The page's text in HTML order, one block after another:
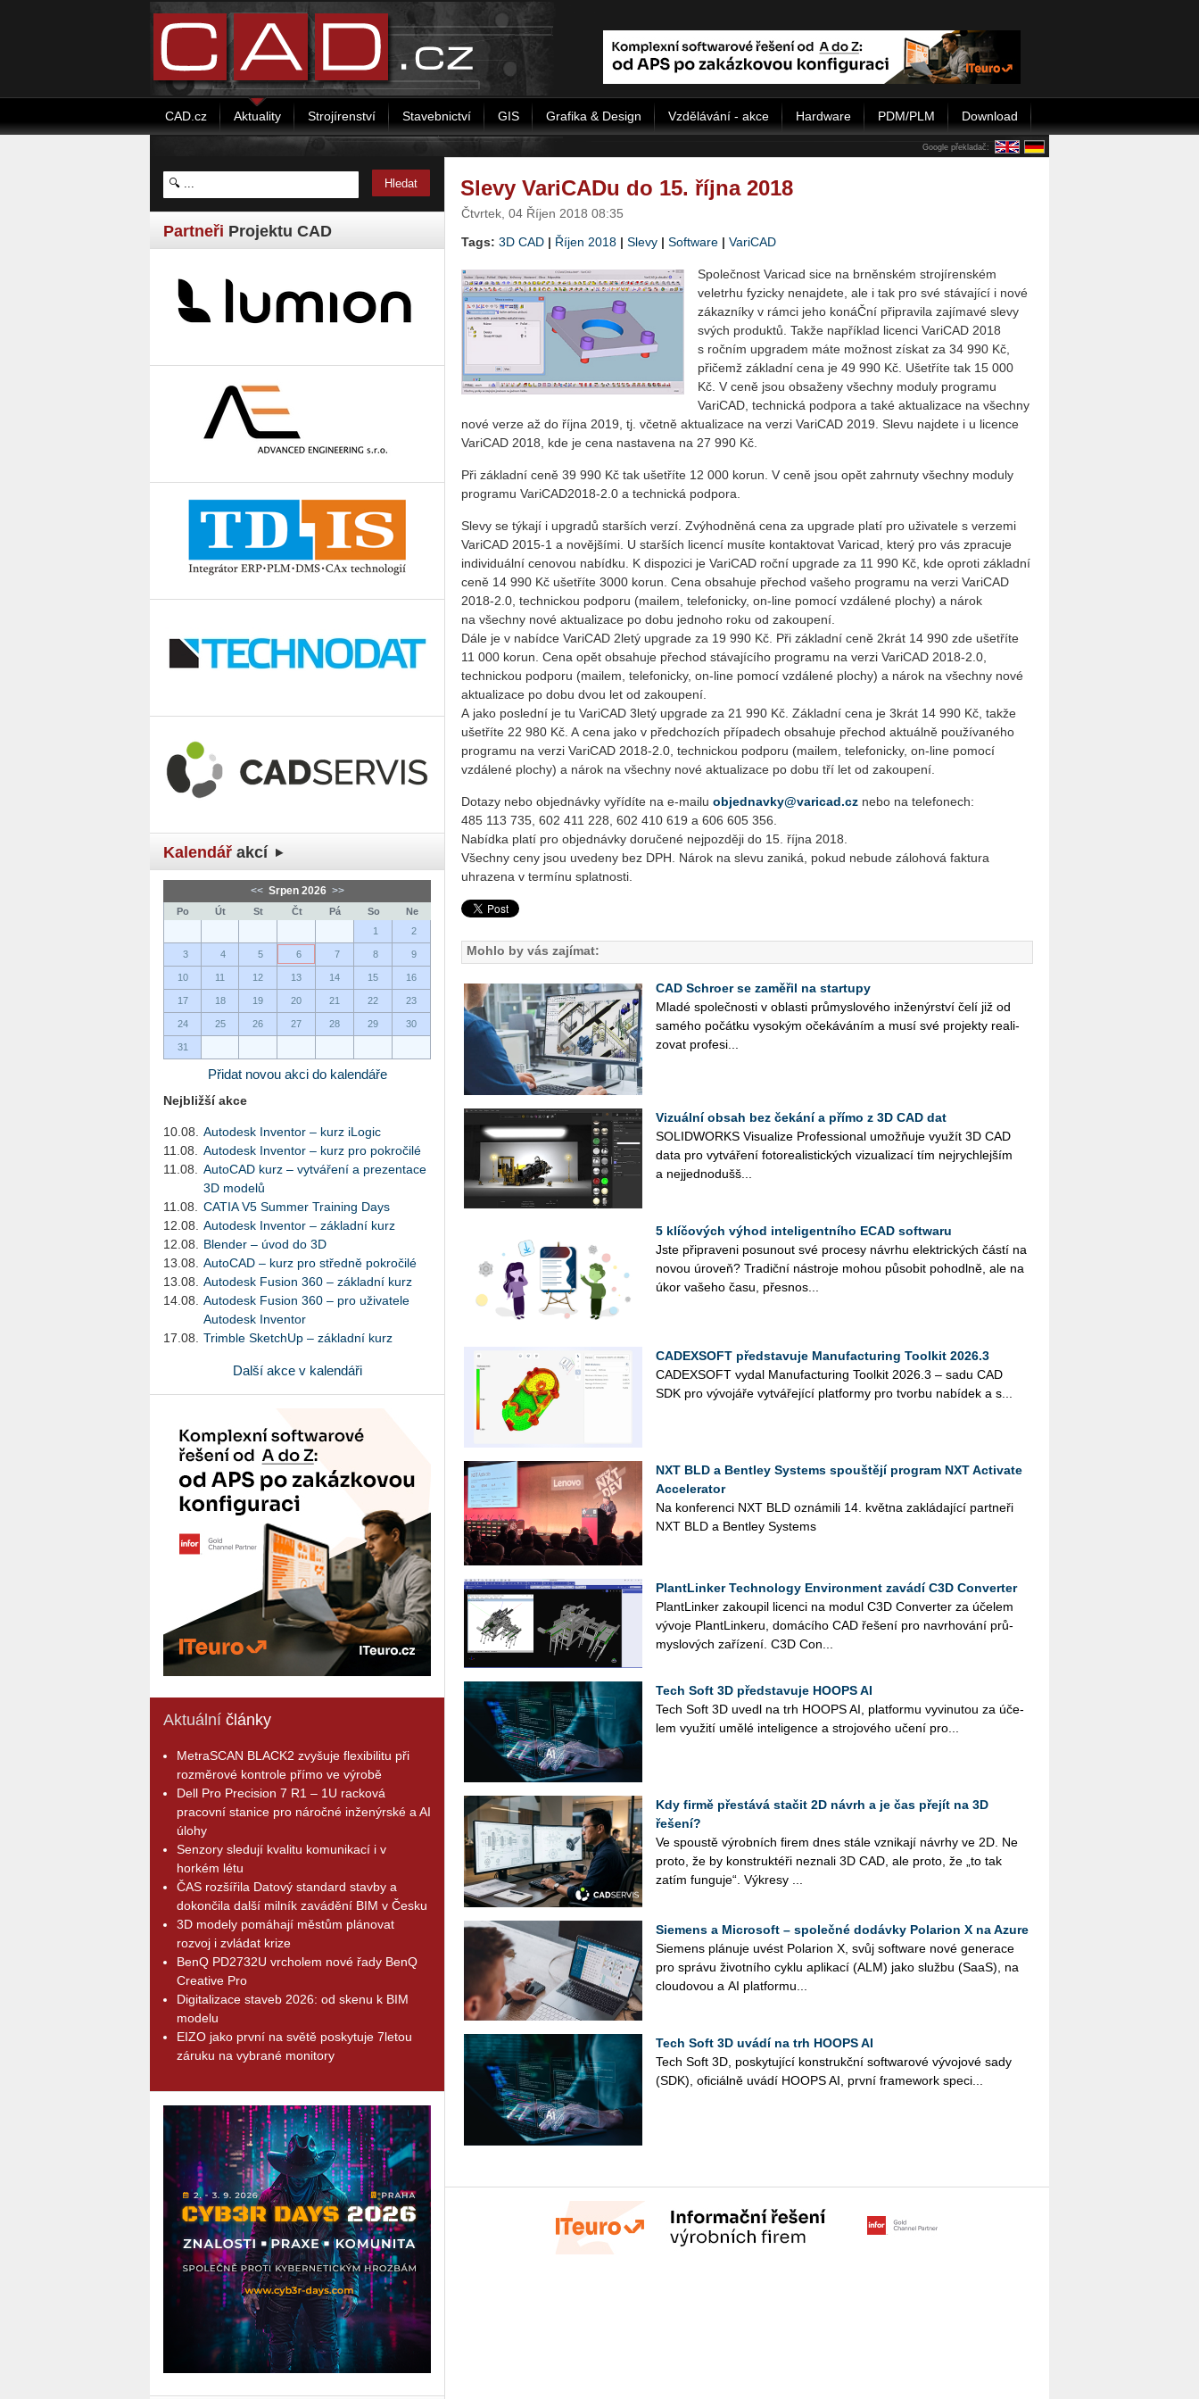
CAD.cz Aktuality Strojírenství Stavebnictví GIS Grafika & Design Vzdělávání - akce Hardware PDM/PLM Download
Google překladač:
Partneři Projektu CAD
Kalendář akcí
<< Srpen 2026 >>
Po Út St Čt Pá So
Ne
1
2
3 4 5 6 7 8 9
10 11 12 13 14 15 16
17 18 19 20 21 22 23
24 25 26 27 28 29 30
31
Přidat novou akci do kalendáře
Nejbližší akce
10.08.
Autodesk Inventor – kurz iLogic
11.08.
Autodesk Inventor – kurz pro pokročilé
11.08.
AutoCAD kurz – vytváření a prezentace
3D modelů
11.08.
CATIA V5 Summer Training Days
12.08.
Autodesk Inventor – základní kurz
12.08.
Blender – úvod do 3D
13.08.
AutoCAD – kurz pro středně pokročilé
13.08.
Autodesk Fusion 360 – základní kurz
14.08.
Autodesk Fusion 360 – pro uživatele
Autodesk Inventor
17.08.
Trimble SketchUp – základní kurz
Další akce v kalendáři
Aktuální články
MetraSCAN BLACK2 zvyšuje flexibilitu při
rozměrové kontrole přímo ve výrobě
Dell Pro Precision 7 R1 – 1U racková
pracovní stanice pro náročné inženýrské a AI
úlohy
Senzory sledují kvalitu komunikací i v
horkém létu
ČAS rozšířila Datový standard stavby a
dokončila další milník zavádění BIM v Česku
3D modely pomáhají městům plánovat
rozvoj i zvládat krize
BenQ PD2732U vrcholem nové řady BenQ
Creative Pro
Digitalizace staveb 2026: od skenu k BIM
modelu
EIZO jako první na světě poskytuje 7letou
záruku na vybrané monitory
Slevy VariCADu do 15. října 2018
Čtvrtek, 04 Říjen 2018 08:35
Tags: 3D CAD | Říjen 2018 | Slevy | Software | VariCAD
Společnost Varicad sice na brněnském stro­jí­ren­ském
veletrhu fyzicky nenajdete, ale i tak pro své stávající i nové
zákazníky v rámci jeho ko­náČní připravila zajímavé slevy
svých produktů. Takže například licenci VariCAD 2018
s ročním upgradem máte možnost získat za 34 990 Kč,
přičemž základní cena je 49 990 Kč. Ušetříte tak 15 000
Kč. V ceně jsou obsaženy všechny moduly programu
VariCAD, technická podpora a také aktualizace na všechny
nové verze až do října 2019, tj. včetně aktualizace na verzi VariCAD 2019. Slevu najdete i u licence
VariCAD 2018, kde je cena nastavena na 27 990 Kč.
Při základní ceně 39 990 Kč tak ušetříte 12 000 korun. V ceně jsou opět zahrnuty všechny moduly
programu VariCAD2018-2.0 a technická podpora.
Slevy se týkají i upgradů starších verzí. Zvýhodněná cena za upgrade platí pro uživatele s verzemi
VariCAD 2015-1 a novějšími. U starších licencí musíte kontaktovat Varicad, který pro vás zpracuje
individuální cenovou nabídku. K dispozici je VariCAD roční upgrade za 11 990 Kč, kde oproti základní
ceně 14 990 Kč ušetříte 3000 korun. Cena obsahuje přechod vašeho programu na verzi VariCAD
2018-2.0, technickou podporu (mailem, telefonicky, on-line pomocí vzdálené plochy) a nárok
na všechny nové aktualizace po dobu jednoho roku od zakoupení.
Dále je v nabídce VariCAD 2letý upgrade za 19 990 Kč. Při základní ceně 2krát 14 990 zde ušetříte
11 000 korun. Cena opět obsahuje přechod stávajícího programu na verzi VariCAD 2018-2.0,
technickou podporu (mailem, telefonicky, on-line pomocí vzdálené plochy) a nárok na všechny nové
aktualizace po dobu dvou let od zakoupení.
A jako poslední je tu VariCAD 3letý upgrade za 21 990 Kč. Základní cena je 3krát 14 990 Kč, takže
ušetříte 22 980 Kč. A cena jako v předchozích případech obsahuje přechod aktuálně používaného
programu na verzi VariCAD 2018-2.0, technickou podporu (mailem, telefonicky, on-line pomocí
vzdálené plochy) a nárok na všechny nové aktualizace po dobu tří let od zakoupení.
Dotazy nebo objednávky vyřídíte na e-mailu objednavky@varicad.cz nebo na telefonech:
485 113 735, 602 411 228, 602 410 619 a 606 605 356.
Nabídka platí pro objednávky doručené nejpozději do 15. října 2018.
Všechny ceny jsou uvedeny bez DPH. Nárok na slevu zaniká, pokud nebude zálohová faktura
uhrazena v termínu splatnosti.
Mohlo by vás zajímat:
CAD Schroer se zaměřil na startupy
Mladé spo­leč­nos­ti v ob­las­ti prů­mys­lo­vé­ho in­že­nýr­ství čelí již od
sa­mé­ho po­čát­ku vy­so­kým oče­ká­vá­ním a musí své pro­jek­ty re­a­li­
zo­vat pro­fe­si­...
Vizuální obsah bez čekání a přímo z 3D CAD dat
SO­LID­WORKS Vi­su­a­li­ze Pro­fes­si­o­nal umož­ňuje vy­u­žít 3D CAD
data pro vy­tvá­ře­ní fo­to­re­a­lis­tic­kých vi­zu­a­li­za­cí tím nej­rych­lej­ším
a nej­jed­no­duš­š...
5 klíčových výhod inteligentního ECAD softwaru
Jste při­pra­ve­ni po­su­nout své pro­ce­sy ná­vr­hu elek­tric­kých částí na
novou úroveň? Tra­dič­ní ná­stro­je mohou pů­so­bit po­ho­dl­ně, ale na
úkor va­še­ho času, přes­nos...
CADEXSOFT představuje Manufacturing Toolkit 2026.3
CAD­EX­SOFT vydal Ma­nu­factu­ring Tool­kit 2026.3 – sadu CAD
SDK pro vý­vo­já­ře vy­tvá­ře­jí­cí plat­for­my pro tvor­bu na­bí­dek a s...
NXT BLD a Bentley Systems spouštějí program NXT Activate
Accelerator
Na kon­fe­ren­ci NXT BLD ozná­mi­li 14. květ­na za­klá­da­jí­cí part­ne­ři
NXT BLD a Bent­ley Sys­tems
PlantLinker Technology Environment zavádí C3D Converter
Plant­Lin­ker za­kou­pil li­cen­ci na modul C3D Con­ver­ter za úče­lem
vý­vo­je Plant­Lin­ke­ru, do­má­cí­ho CAD ře­še­ní pro na­vr­ho­vá­ní prů­
mys­lo­vých za­ří­ze­ní. C3D Con...
Tech Soft 3D představuje HOOPS AI
Tech Soft 3D uvedl na trh HOOPS AI, plat­for­mu vy­vi­nu­tou za úče­
lem vy­u­ži­tí umělé in­te­li­gen­ce a stro­jo­vé­ho učení pro...
Kdy firmě přestává stačit 2D návrh a je čas přejít na 3D
řešení?
Ve spous­tě vý­rob­ních firem dnes stále vzni­ka­jí ná­vrhy ve 2D. Ne
proto, že by kon­struk­té­ři ne­zna­li 3D CAD, ale proto, že „to tak
zatím fun­gu­je“. Vý­kre­sy ...
Siemens a Microsoft – společné dodávky Polarion X na Azure
Sie­mens plá­nu­je uvést Po­la­ri­on X, svůj soft­ware nové ge­ne­ra­ce
pro sprá­vu ži­vot­ní­ho cyklu apli­ka­cí (ALM) jako služ­bu (SaaS), na
clou­do­vou a AI plat­for­mu...
Tech Soft 3D uvádí na trh HOOPS AI
Tech Soft 3D, po­sky­tu­jí­cí kon­struk­ční soft­wa­ro­vé vý­vo­jo­vé sady
(SDK), ofi­ci­ál­ně uvádí HOOPS AI, první fra­me­work spe­ci...